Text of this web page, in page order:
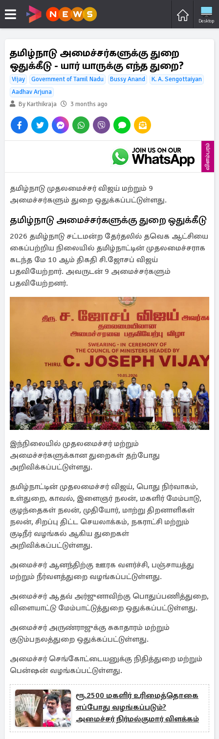
Desktop
தமிழ்நாடு அமைச்சர்களுக்கு துறை
ஒதுக்கீடு - யார் யாருக்கு எந்த துறை?
Vijay Government of Tamil Nadu Bussy Anand
K. A. Sengottaiyan
Aadhav Arjuna
By Karthikraja
3 months ago
விளம்பரம்
தமிழ்நாடு முதலமைச்சர் விஜய் மற்றும் 9
அமைச்சர்களும் துறை ஒதுக்கப்பட்டுள்ளது.
தமிழ்நாடு அமைச்சர்களுக்கு துறை ஒதுக்கீடு
2026 தமிழ்நாடு சட்டமன்ற தேர்தலில் தவெக ஆட்சியை
கைப்பற்றிய நிலையில் தமிழ்நாட்டின் முதலமைச்சராக
கடந்த மே 10 ஆம் திகதி சி.ஜோசப் விஜய்
பதவியேற்றார். அவருடன் 9 அமைச்சர்களும்
பதவியேற்றனர்.
இந்நிலையில் முதலமைச்சர் மற்றும்
அமைச்சர்களுக்கான துறைகள் தற்போது
அறிவிக்கப்பட்டுள்ளது.
தமிழ்நாட்டின் முதலமைச்சர் விஜய், பொது நிர்வாகம்,
உள்துறை, காவல், இளைஞர் நலன், மகளிர் மேம்பாடு,
குழந்தைகள் நலன், முதியோர், மாற்று திறனாளிகள்
நலன், சிறப்பு திட்ட செயலாக்கம், நகராட்சி மற்றும்
குடிநீர் வழங்கல் ஆகிய துறைகள்
அறிவிக்கப்பட்டுள்ளது.
அமைச்சர் ஆனந்திற்கு ஊரக வளர்ச்சி, பஞ்சாயத்து
மற்றும் நீர்வளத்துறை வழங்கப்பட்டுள்ளது.
அமைச்சர் ஆதவ் அர்ஜுனாவிற்கு பொதுப்பணித்துறை,
விளையாட்டு மேம்பாட்டுத்துறை ஒதுக்கப்பட்டுள்ளது.
அமைச்சர் அருண்ராஜுக்கு சுகாதாரம் மற்றும்
குடும்பநலத்துறை ஒதுக்கப்பட்டுள்ளது.
அமைச்சர் செங்கோட்டையனுக்கு நிதித்துறை மற்றும்
பென்ஷன் வழங்கப்பட்டுள்ளது.
ரூ.2500 மகளிர் உரிமைத்தொகை
எப்போது வழங்கப்படும்?
அமைச்சர் நிர்மல்குமார் விளக்கம்